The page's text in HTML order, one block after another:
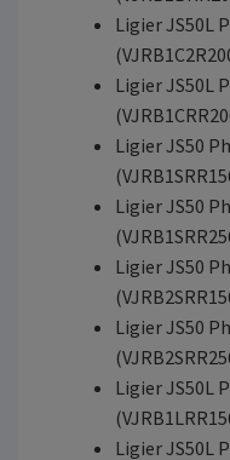
Ligier JS50L
Ligier JS50L
Ligier JS50
Ligier JS50
Ligier JS50
Ligier JS50
Ligier JS50L
Ligier JS50L